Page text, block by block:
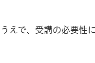
で、受講の必要性